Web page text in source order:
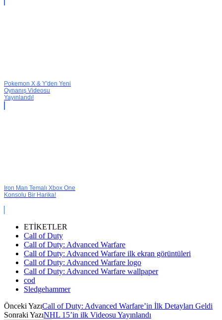
Pokemon X & Y'den Yeni
Oynanış Videosu
Yayınlandı!
Iron Man Temalı Xbox One
Konsolu Bir Harika!
ETİKETLER
Call of Duty
Call of Duty: Advanced Warfare
Call of Duty: Advanced Warfare ilk ekran görüntüleri
Call of Duty: Advanced Warfare logo
Call of Duty: Advanced Warfare wallpaper
cod
Sledgehammer
Önceki YazıCall of Duty: Advanced Warfare’in İlk Detayları Geldi
Sonraki YazıNHL 15’in ilk Videosu Yayınlandı